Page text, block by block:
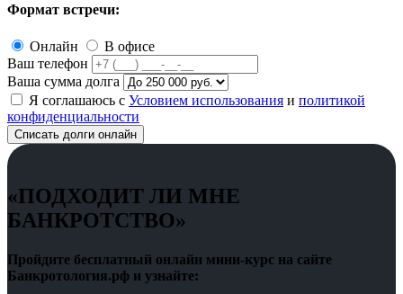
Формат встречи:
Онлайн
В офисе
Ваш телефон
Ваша сумма долга
Я соглашаюсь с Условием использования и политикой
конфиденциальности
Списать долги онлайн
«ПОДХОДИТ ЛИ МНЕ
БАНКРОТСТВО»
Пройдите бесплатный онлайн мини-курс на сайте
Банкротология.рф и узнайте: